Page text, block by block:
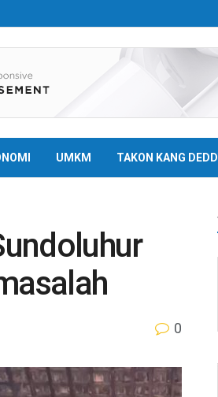
UMKM TAKON KANG
0